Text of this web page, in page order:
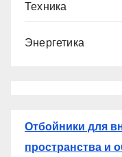
Техника
Энергетика
Отбойники для
пространства и